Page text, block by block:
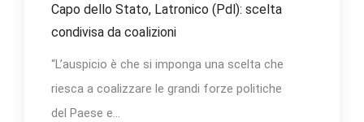
Capo dello Stato, Latronico (Pdl): scelta
condivisa da coalizioni
“L’auspicio è che si imponga una scelta che
riesca a coalizzare le grandi forze politiche
del Paese e...